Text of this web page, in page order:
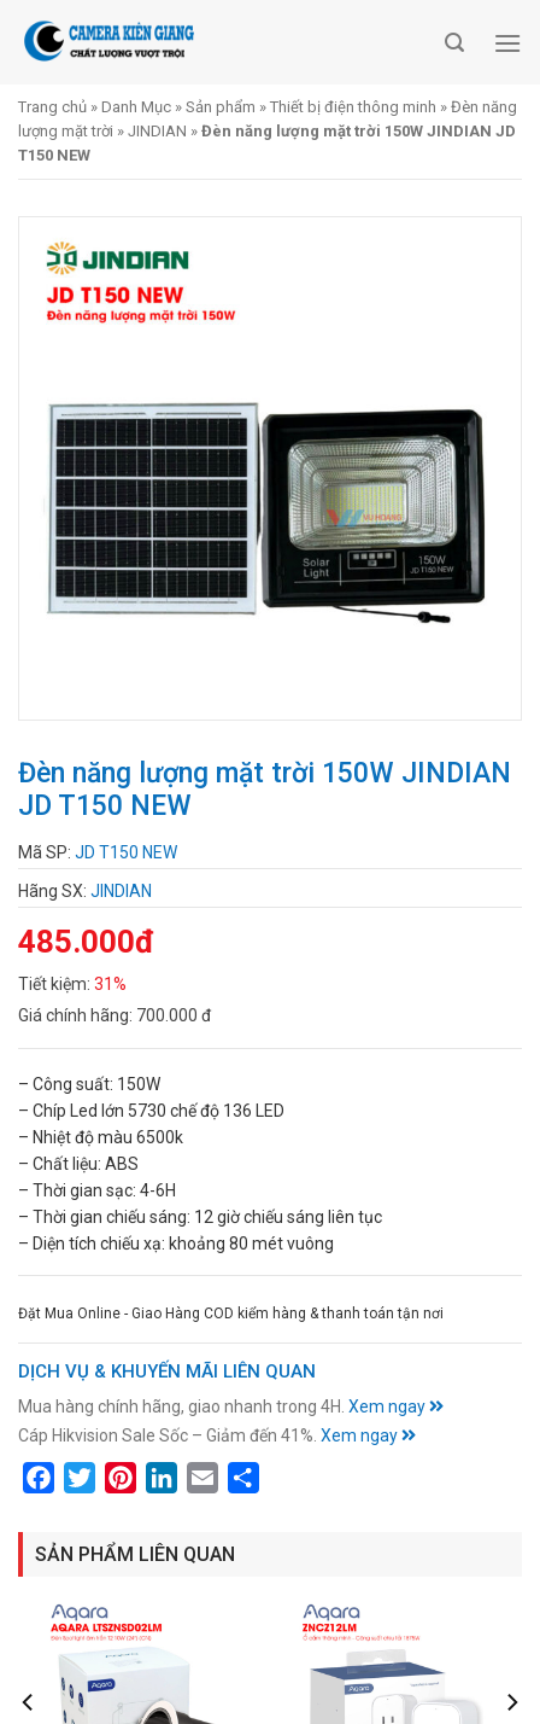
Trang chủ » Danh Mục » Sản phẩm » Thiết bị điện thông minh » Đèn năng
lượng mặt trời » JINDIAN » Đèn năng lượng mặt trời 150W JINDIAN JD
T150 NEW
Đèn năng lượng mặt trời 150W JINDIAN
JD T150 NEW
Mã SP: JD T150 NEW
Hãng SX: JINDIAN
485.000đ
Tiết kiệm: 31%
Giá chính hãng: 700.000 đ
– Công suất: 150W
– Chíp Led lớn 5730 chế độ 136 LED
– Nhiệt độ màu 6500k
– Chất liệu: ABS
– Thời gian sạc: 4-6H
– Thời gian chiếu sáng: 12 giờ chiếu sáng liên tục
– Diện tích chiếu xạ: khoảng 80 mét vuông
Đặt Mua Online - Giao Hàng COD kiểm hàng & thanh toán tận nơi
DỊCH VỤ & KHUYẾN MÃI LIÊN QUAN
Mua hàng chính hãng, giao nhanh trong 4H. Xem ngay
Cáp Hikvision Sale Sốc – Giảm đến 41%. Xem ngay
FacebookTwitterPinterestLinkedIn
Email
SẢN PHẨM LIÊN QUAN